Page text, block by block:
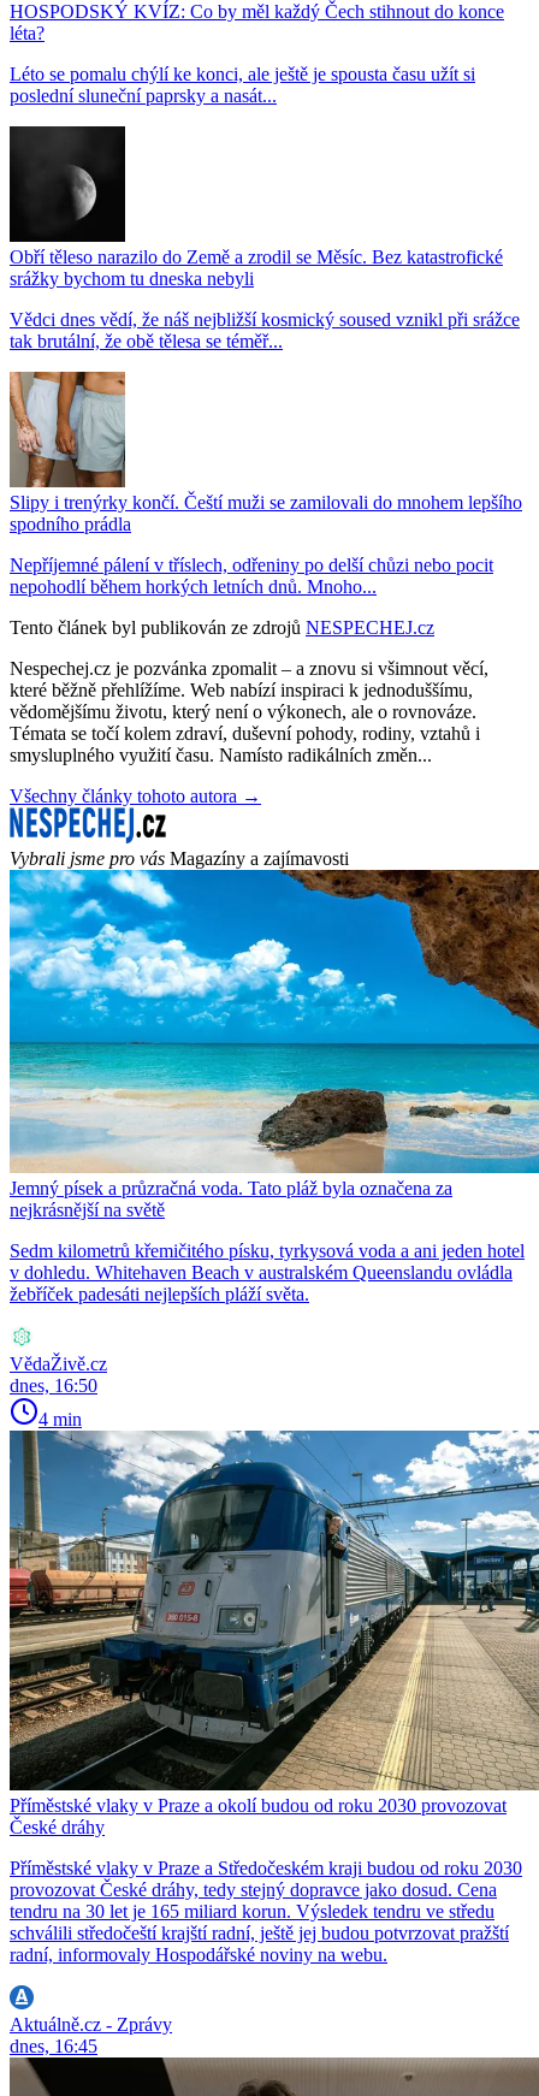
HOSPODSKÝ KVÍZ: Co by měl každý Čech stihnout do konce
léta?
Léto se pomalu chýlí ke konci, ale ještě je spousta času užít si
poslední sluneční paprsky a nasát...
Obří těleso narazilo do Země a zrodil se Měsíc. Bez katastrofické
srážky bychom tu dneska nebyli
Vědci dnes vědí, že náš nejbližší kosmický soused vznikl při srážce
tak brutální, že obě tělesa se téměř...
Slipy i trenýrky končí. Čeští muži se zamilovali do mnohem lepšího
spodního prádla
Nepříjemné pálení v tříslech, odřeniny po delší chůzi nebo pocit
nepohodlí během horkých letních dnů. Mnoho...
Tento článek byl publikován ze zdrojů NESPECHEJ.cz
Nespechej.cz je pozvánka zpomalit – a znovu si všimnout věcí,
které běžně přehlížíme. Web nabízí inspiraci k jednoduššímu,
vědomějšímu životu, který není o výkonech, ale o rovnováze.
Témata se točí kolem zdraví, duševní pohody, rodiny, vztahů i
smysluplného využití času. Namísto radikálních změn...
Všechny články tohoto autora →
Vybrali jsme pro vás Magazíny a zajímavosti
Jemný písek a průzračná voda. Tato pláž byla označena za
nejkrásnější na světě
Sedm kilometrů křemičitého písku, tyrkysová voda a ani jeden hotel
v dohledu. Whitehaven Beach v australském Queenslandu ovládla
žebříček padesáti nejlepších pláží světa.
VědaŽivě.cz
dnes, 16:50
4 min
Příměstské vlaky v Praze a okolí budou od roku 2030 provozovat
České dráhy
Příměstské vlaky v Praze a Středočeském kraji budou od roku 2030
provozovat České dráhy, tedy stejný dopravce jako dosud. Cena
tendru na 30 let je 165 miliard korun. Výsledek tendru ve středu
schválili středočeští krajští radní, ještě jej budou potvrzovat pražští
radní, informovaly Hospodářské noviny na webu.
Aktuálně.cz - Zprávy
dnes, 16:45